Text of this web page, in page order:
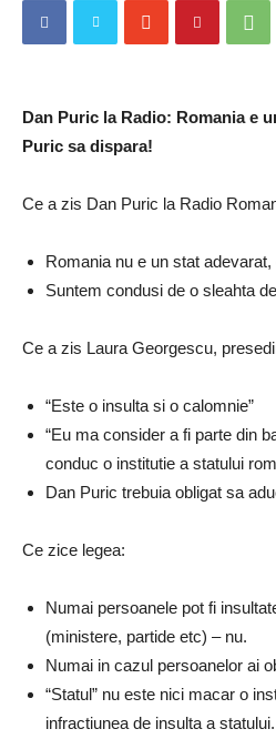
Dan Puric la Radio: Romania e
Puric sa dispara!
Ce a zis Dan Puric la Radio
Romania nu e un stat
Suntem condusi de o sleahta
Ce a zis Laura Georgescu,
“Este o insulta si o calomnie”
“Eu ma consider a fi parte din
conduc o institutie a statului
Dan Puric trebuia obligat sa
Ce zice legea:
Numai persoanele pot fi
(ministere, partide etc) – nu.
Numai in cazul persoanelor ai
“Statul” nu este nici macar o
infractiunea de insulta a statului.